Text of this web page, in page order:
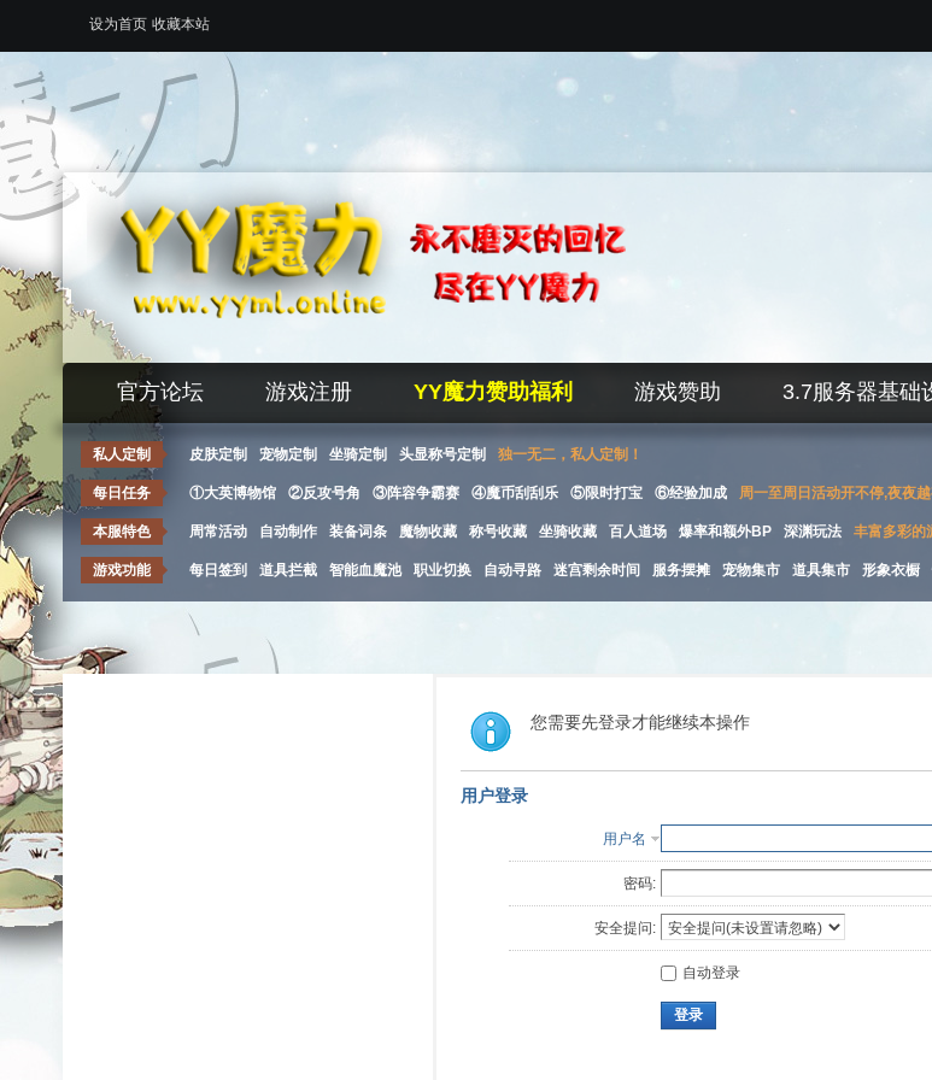
设为首页 收藏本站
官方论坛 游戏注册 YY魔力赞助福利 游戏赞助 3.7服务器基础
私人定制 皮肤定制 宠物定制 坐骑定制 头显称号定制 独一无二，私人定制！
每日任务 ①大英博物馆 ②反攻号角 ③阵容争霸赛 ④魔币刮刮乐 ⑤限时打宝 ⑥经验加成 周一至周日活动开不停,夜夜越
本服特色 周常活动 自动制作 装备词条 魔物收藏 称号收藏 坐骑收藏 百人道场 爆率和额外BP 深渊玩法 丰富多彩的
游戏功能 每日签到 道具拦截 智能血魔池 职业切换 自动寻路 迷宫剩余时间 服务摆摊 宠物集市 道具集市 形象衣橱
您需要先登录才能继续本操作
用户登录
用户名
密码:
安全提问:
自动登录
登录